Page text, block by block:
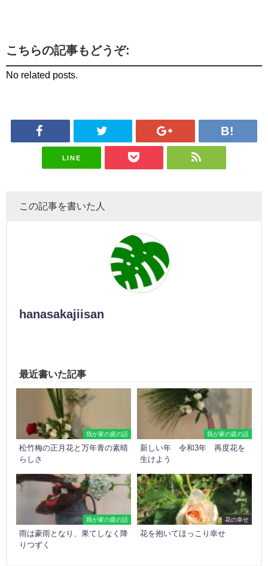
こちらの記事もどうぞ:
No related posts.
LINE
この記事を書いた人
hanasakajiisan
最近書いた記事
我が家の庭の話
松竹梅の正月花と万年青の素晴
らしさ
我が家の庭の話
新しい年 令和3年 再度花を
生けよう
我が家の庭の話
雨は豪雨となり、果てしなく降
りつずく
花の幸せ
花を抱いてほっこり幸せ